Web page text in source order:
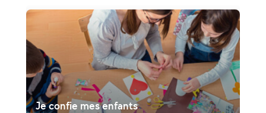
Je confie mes enfants